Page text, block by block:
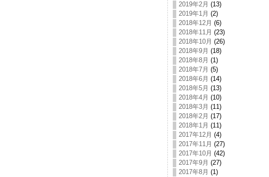
2019年2月 (13)
2019年1月 (2)
2018年12月 (6)
2018年11月 (23)
2018年10月 (26)
2018年9月 (18)
2018年8月 (1)
2018年7月 (5)
2018年6月 (14)
2018年5月 (13)
2018年4月 (10)
2018年3月 (11)
2018年2月 (17)
2018年1月 (11)
2017年12月 (4)
2017年11月 (27)
2017年10月 (42)
2017年9月 (27)
2017年8月 (1)